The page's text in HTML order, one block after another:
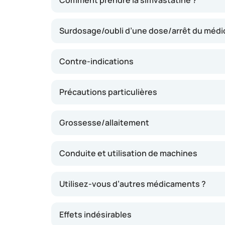
entraîner une diminution du taux de
le sang peut limiter le risque d’obstruction
présents dans le sang.
Surdosage/oubli d’une dose/arrêt du
Contre-indications
Précautions particulières
Grossesse/allaitement
Conduite et utilisation de machines
Utilisez-vous d’autres médicaments ?
Effets indésirables